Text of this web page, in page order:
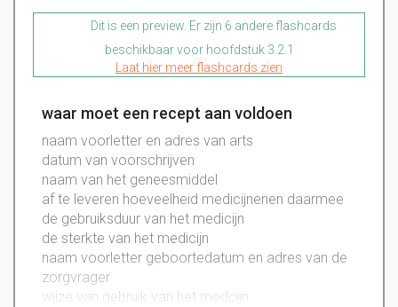
Dit is een preview. Er zijn 6 andere flashcards
beschikbaar voor hoofdstuk 3.2.1
Laat hier meer flashcards zien
waar moet een recept aan voldoen
naam voorletter en adres van arts
datum van voorschrijven
naam van het geneesmiddel
af te leveren hoeveelheid medicijnenen daarmee
de gebruiksduur van het medicijn
de sterkte van het medicijn
naam voorletter geboortedatum en adres van de
zorgvrager
wijze van gebruik van het medcijn